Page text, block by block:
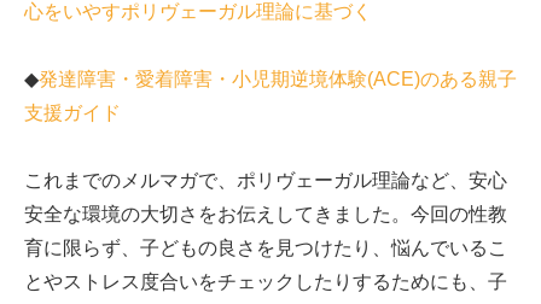
心をいやすポリヴェーガル理論に基づく
◆発達障害・愛着障害・小児期逆境体験(ACE)のある親子
支援ガイド
これまでのメルマガで、ポリヴェーガル理論など、安心
安全な環境の大切さをお伝えしてきました。今回の性教
育に限らず、子どもの良さを見つけたり、悩んでいるこ
とやストレス度合いをチェックしたりするためにも、子